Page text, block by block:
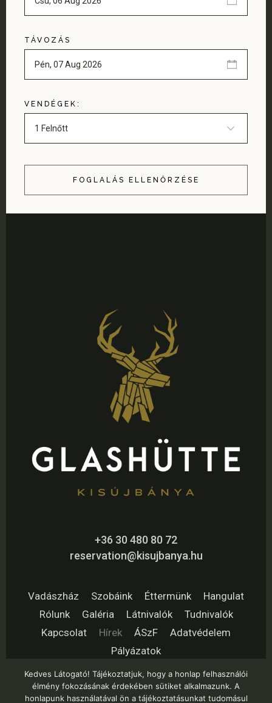
TÁVOZÁS
VENDÉGEK:
FOGLALÁS ELLENŐRZÉSE
+36 30 480 80 72
reservation@kisujbanya.hu
Vadászház Szobáink Éttermünk
Hangulat
Rólunk
Galéria Látnivalók
Tudnivalók
Kapcsolat
Hírek ÁSzF
Adatvédelem
Pályázatok
Kedves Látogató! Tájékoztatjuk, hogy a honlap felhasználói
élmény fokozásának érdekében sütiket alkalmazunk. A
honlapunk használatával ön a tájékoztatásunkat tudomásul